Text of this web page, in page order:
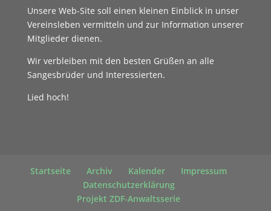
Unsere Web-Site soll einen kleinen Einblick in unser
Vereinsleben vermitteln und zur Information unserer
Mitglieder dienen.
Wir verbleiben mit den besten Grüßen an alle
Sangesbrüder und Interessierten.
Lied hoch!
Startseite Archiv Kalender
Impressum
Datenschutzerklärung
Projekt ZDF-Anwaltsserie